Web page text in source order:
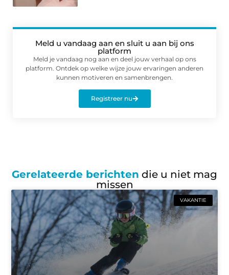
Meld u vandaag aan en sluit u aan bij ons
platform
Meld je vandaag nog aan en deel jouw verhaal op ons
platform. Ontdek op welke wijze jouw ervaringen anderen
kunnen motiveren en samenbrengen.
Registreer nu
Gerelateerde berichten die u niet mag
missen
VAKANTIE